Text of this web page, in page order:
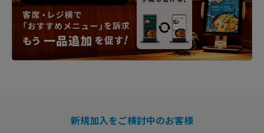
新規加入をご検討中のお客様